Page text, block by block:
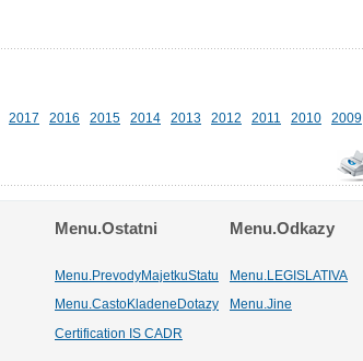
2017 2016 2015 2014 2013 2012 2011 2010
2009
Menu.Ostatni Menu.Odkazy
Menu.PrevodyMajetkuStatu
Menu.LEGISLATIVA
Menu.CastoKladeneDotazy Menu.Jine
Certification IS CADR